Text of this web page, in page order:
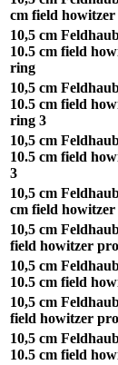
cm field howitzer
10,5 cm
10.5 cm field
ring
10,5 cm
10.5 cm field
ring 3
10,5 cm
10.5 cm field
3
10,5 cm
cm field
10,5 cm
field howitzer
10,5 cm
10.5 cm field
10,5 cm
field howitzer
10,5 cm
10.5 cm field